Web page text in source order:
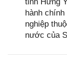
hành
nghiệp
nước của